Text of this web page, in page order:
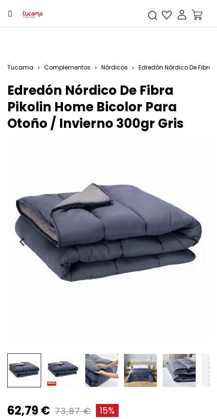
Tucama Complementos Nórdicos Edredón Nórdico De Fibra
Edredón Nórdico De Fibra
Pikolin Home Bicolor Para
Otoño / Invierno 300gr Gris
62,79 € 73,87 € 15%